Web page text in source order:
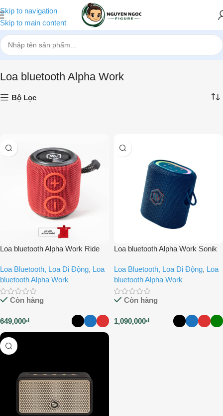
Skip to navigation
Skip to main content
Trang chủ»Loa Bluetooth, Loa Di Động»Loa bluetooth Alpha Work
Loa bluetooth Alpha Work
Bộ Lọc
Loa bluetooth Alpha Work Ride
Loa Bluetooth, Loa Di Động, Loa
bluetooth Alpha Work
Còn hàng
649,000₫
Loa bluetooth Alpha Work Sonik
Loa Bluetooth, Loa Di Động, Loa
bluetooth Alpha Work
Còn hàng
1,090,000₫